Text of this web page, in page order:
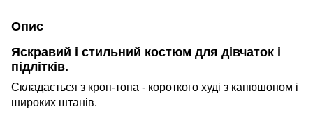
Опис
Яскравий і стильний костюм для дівчаток і
підлітків.
Складається з кроп-топа - короткого худі з капюшоном і
широких штанів.